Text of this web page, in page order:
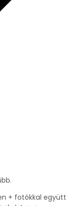
+ fotókkal együtt